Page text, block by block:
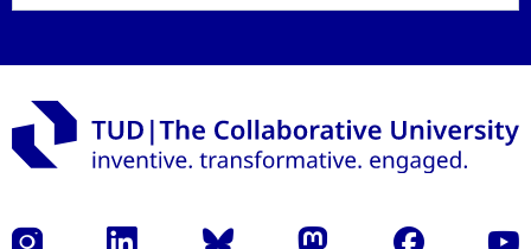
Instagram LinkedIn Bluesky Mastodon Facebook